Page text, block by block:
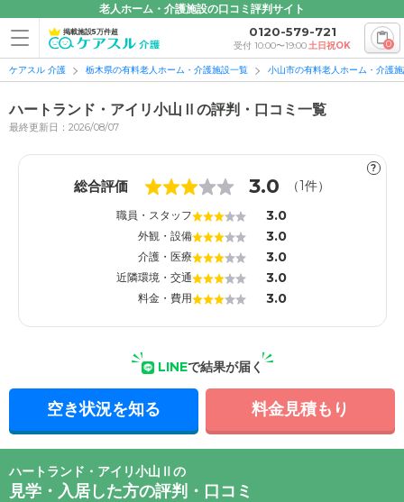
老人ホーム・介護施設の口コミ評判サイト
掲載施設5万件超 0120-579-721
受付 10:00〜19:00土日祝OK 0
ケアスル 介護 栃木県の有料老人ホーム・介護施設一覧 小山市の有料老人ホーム・介護
ハートランド・アイリ小山Ⅱの評判・口コミ一覧
最終更新日：2026/08/07
?
総合評価 3.0 （1件）
職員・スタッフ 3.0
外観・設備 3.0
介護・医療 3.0
近隣環境・交通 3.0
料金・費用 3.0
LINEで結果が届く
空き状況を知る 料金見積もり
ハートランド・アイリ小山Ⅱの
見学・入居した方の評判・口コミ